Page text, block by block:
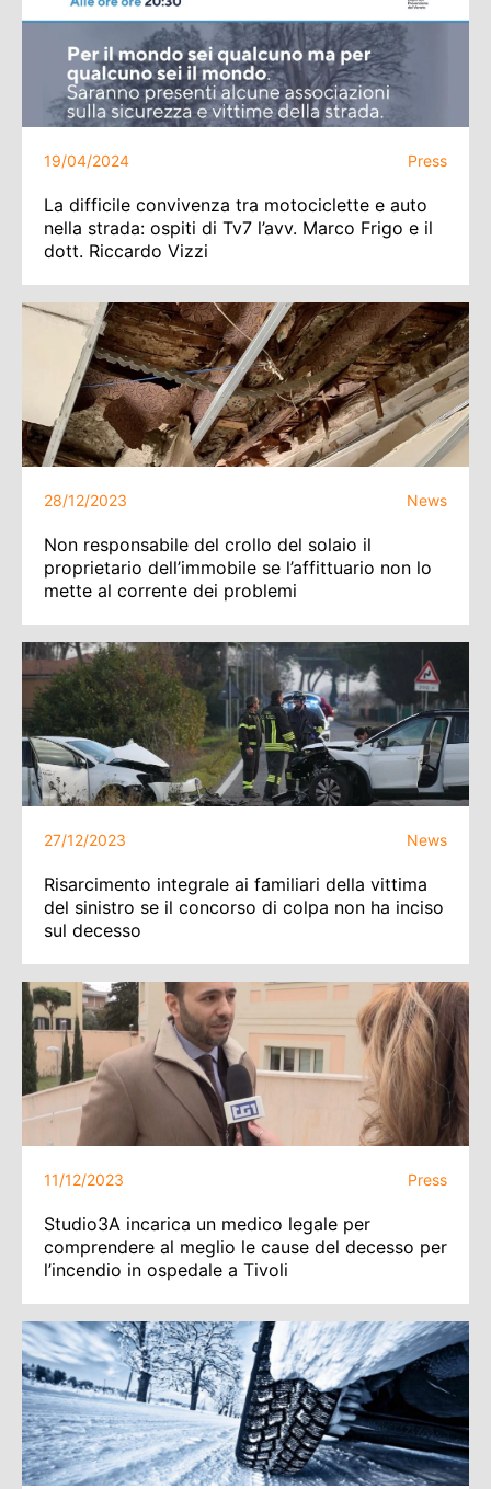
19/04/2024 Press
La difficile convivenza tra motociclette e auto
nella strada: ospiti di Tv7 l’avv. Marco Frigo e il
dott. Riccardo Vizzi
28/12/2023 News
Non responsabile del crollo del solaio il
proprietario dell’immobile se l’affittuario non lo
mette al corrente dei problemi
27/12/2023 News
Risarcimento integrale ai familiari della vittima
del sinistro se il concorso di colpa non ha inciso
sul decesso
11/12/2023 Press
Studio3A incarica un medico legale per
comprendere al meglio le cause del decesso per
l’incendio in ospedale a Tivoli